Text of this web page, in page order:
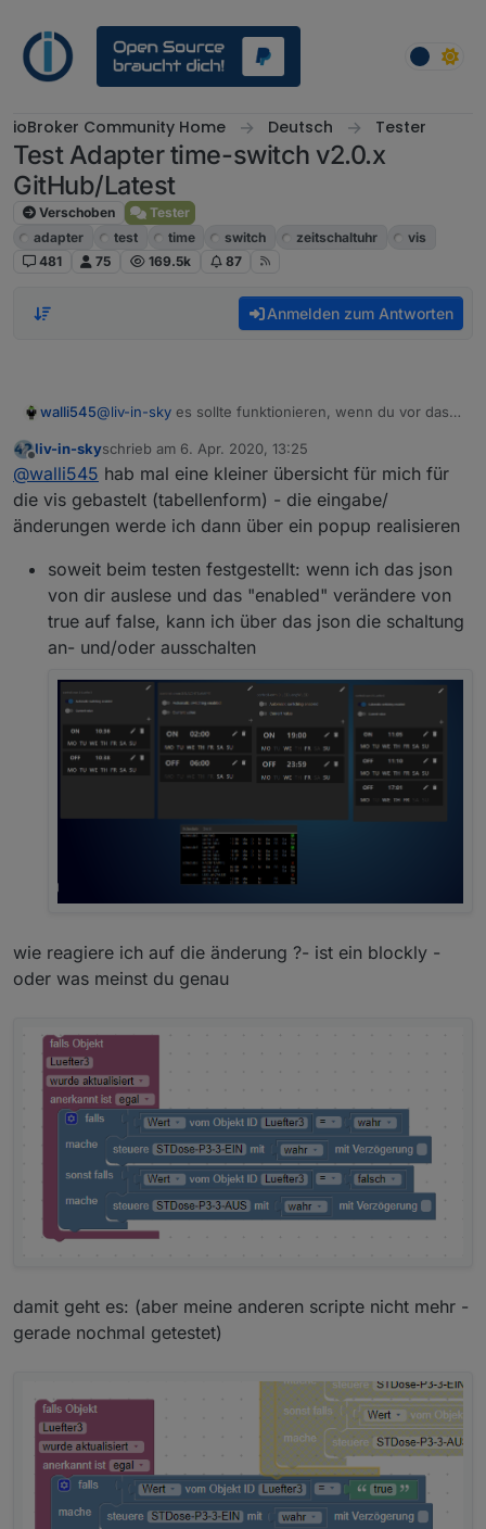
ioBroker Community Home Deutsch Tester
Test Adapter time-switch v2.0.x
GitHub/Latest
Verschoben
Tester
adapter
test time switch zeitschaltuhr
vis
481
75 169.5k 87
Anmelden zum Antworten
walli545@liv-in-sky es sollte funktionieren, wenn du vor das
time-switch.0.schedule0
Offline
liv-in-skyschrieb am 6. Apr. 2020, 13:25
zuletzt editiert von
@walli545 hab mal eine kleiner übersicht für mich für
die vis gebastelt (tabellenform) - die eingabe/
änderungen werde ich dann über ein popup realisieren
soweit beim testen festgestellt: wenn ich das json
von dir auslese und das "enabled" verändere von
true auf false, kann ich über das json die schaltung
an- und/oder ausschalten
wie reagiere ich auf die änderung ?- ist ein blockly -
oder was meinst du genau
damit geht es: (aber meine anderen scripte nicht mehr -
gerade nochmal getestet)